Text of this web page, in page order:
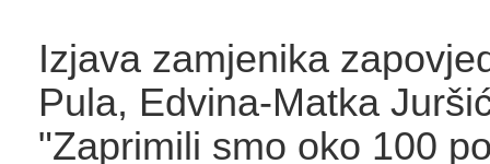
Izjava zamjenika
Pula, Edvina-Matka
"Zaprimili smo oko 100